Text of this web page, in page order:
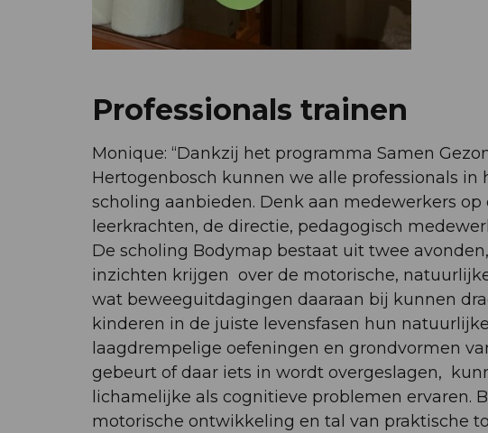
Professionals trainen
Monique: “Dankzij het programma Samen
Hertogenbosch kunnen we alle professionals
scholing aanbieden. Denk aan medewerkers
leerkrachten, de directie, pedagogisch
De scholing Bodymap bestaat uit twee
inzichten krijgen over de motorische,
wat beweeguitdagingen daaraan bij kunnen
kinderen in de juiste levensfasen hun
laagdrempelige oefeningen en grondvormen
gebeurt of daar iets in wordt overgeslagen,
lichamelijke als cognitieve problemen ervaren.
motorische ontwikkeling en tal van praktische